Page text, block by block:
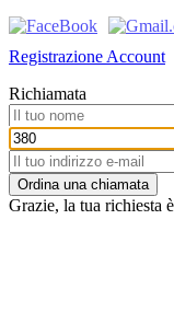
Registrazione Account
Richiamata
Ordina una chiamata
Grazie, la tua richiesta